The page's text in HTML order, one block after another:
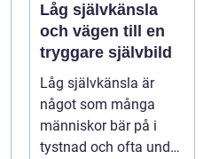
Låg självkänsla
och vägen till en
tryggare självbild
Låg självkänsla är
något som många
människor bär på i
tystnad och ofta under